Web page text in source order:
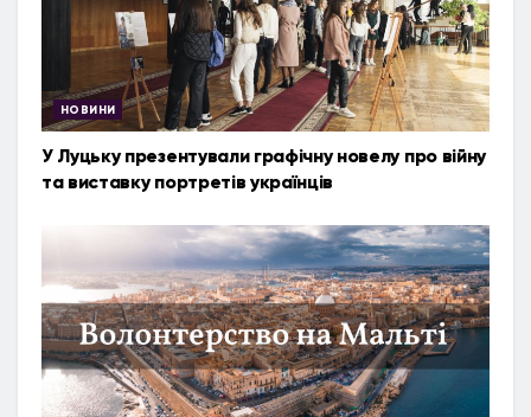
НОВИНИ
У Луцьку презентували графічну новелу про війну
та виставку портретів українців